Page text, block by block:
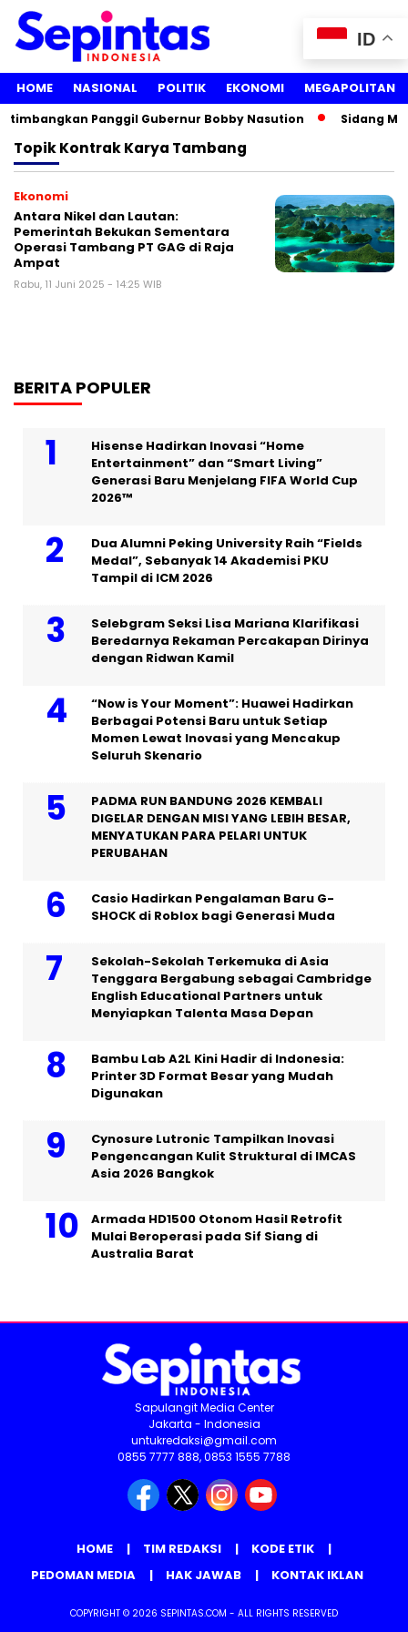
HOME NASIONAL POLITIK EKONOMI MEGAPOLITAN
Panggil Gubernur Bobby Nasution Sidang
TopikKontrak Karya Tambang
Ekonomi
Antara Nikel dan Lautan:
Pemerintah Bekukan Sementara
Operasi Tambang PT GAG di Raja
Ampat
Rabu, 11 Juni 2025 - 14:25 WIB
BERITA POPULER
Hisense Hadirkan Inovasi “Home
Entertainment” dan “Smart Living”
Generasi Baru Menjelang FIFA World Cup
2026™
Dua Alumni Peking University Raih “Fields
Medal”, Sebanyak 14 Akademisi PKU
Tampil di ICM 2026
Selebgram Seksi Lisa Mariana Klarifikasi
Beredarnya Rekaman Percakapan Dirinya
dengan Ridwan Kamil
“Now is Your Moment”: Huawei Hadirkan
Berbagai Potensi Baru untuk Setiap
Momen Lewat Inovasi yang Mencakup
Seluruh Skenario
PADMA RUN BANDUNG 2026 KEMBALI
DIGELAR DENGAN MISI YANG LEBIH BESAR,
MENYATUKAN PARA PELARI UNTUK
PERUBAHAN
Casio Hadirkan Pengalaman Baru G-
SHOCK di Roblox bagi Generasi Muda
Sekolah-Sekolah Terkemuka di Asia
Tenggara Bergabung sebagai Cambridge
English Educational Partners untuk
Menyiapkan Talenta Masa Depan
Bambu Lab A2L Kini Hadir di Indonesia:
Printer 3D Format Besar yang Mudah
Digunakan
Cynosure Lutronic Tampilkan Inovasi
Pengencangan Kulit Struktural di IMCAS
Asia 2026 Bangkok
Armada HD1500 Otonom Hasil Retrofit
Mulai Beroperasi pada Sif Siang di
Australia Barat
ID
Sapulangit Media Center
Jakarta - Indonesia
untukredaksi@gmail.com
0855 7777 888, 0853 1555 7788
HOME TIM REDAKSI
KODE ETIK
PEDOMAN MEDIA
HAK JAWAB KONTAK IKLAN
COPYRIGHT © 2026 SEPINTAS.COM - ALL RIGHTS RESERVED